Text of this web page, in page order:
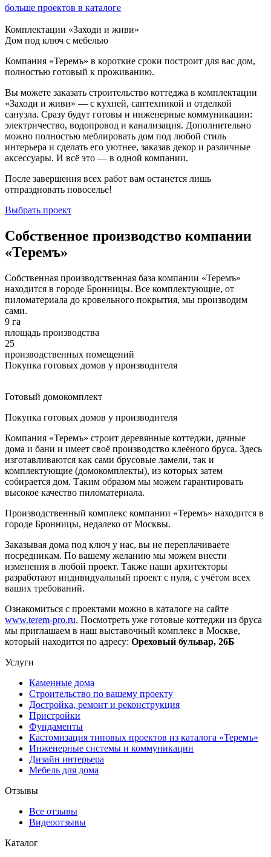
больше проектов в каталоге
Комплектации «Заходи и живи»
Дом под ключ с мебелью
Компания «Теремъ» в короткие сроки построит для вас дом,
полностью готовый к проживанию.
Вы можете заказать строительство коттеджа в комплектации
«Заходи и живи» — с кухней, сантехникой и отделкой
санузла. Сразу будут готовы и инженерные коммуникации:
электричество, водопровод и канализация. Дополнительно
можно полностью меблировать дом под любой стиль
интерьера и сделать его уютнее, заказав декор и различные
аксессуары. И всё это — в одной компании.
После завершения всех работ вам останется лишь
отпраздновать новоселье!
Выбрать проект
Собственное производство компании
«Теремъ»
Собственная производственная база компании «Теремъ»
находится в городе Бронницы. Все комплектующие, от
пиломатериала до кровельного покрытия, мы производим
сами.
9 га
площадь производства
25
производственных помещений
Покупка готовых домов у производителя
Готовый домокомплект
Покупка готовых домов у производителя
Компания «Теремъ» строит деревянные коттеджи, дачные
дома и бани и имеет своё производство клеёного бруса. Здесь
изготавливаются как сами брусовые ламели, так и
комплектующие (домокомплекты), из которых затем
собирается дом. Таким образом мы можем гарантировать
высокое качество пиломатериала.
Производственный комплекс компании «Теремъ» находится в
городе Бронницы, недалеко от Москвы.
Заказывая дома под ключ у нас, вы не переплачиваете
посредникам. По вашему желанию мы можем внести
изменения в любой проект. Также наши архитекторы
разработают индивидуальный проект с нуля, с учётом всех
ваших требований.
Ознакомиться с проектами можно в каталоге на сайте
www.terem-pro.ru. Посмотреть уже готовые коттеджи из бруса
мы приглашаем в наш выставочный комплекс в Москве,
который находится по адресу: Ореховый бульвар, 26Б
Услуги
Каменные дома
Строительство по вашему проекту
Достройка, ремонт и реконструкция
Пристройки
Фундаменты
Кастомизация типовых проектов из каталога «Теремъ»
Инженерные системы и коммуникации
Дизайн интерьера
Мебель для дома
Отзывы
Все отзывы
Видеоотзывы
Каталог